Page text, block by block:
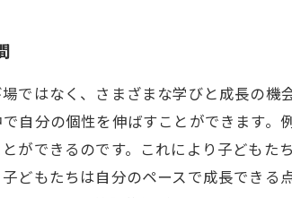
差する放課後等デイサービスの魅力
はなく、さまざまな学びと成長の機
分の個性を伸ばすことができます。
できるのです。これにより子どもた
どもたちは自分のペースで成長でき